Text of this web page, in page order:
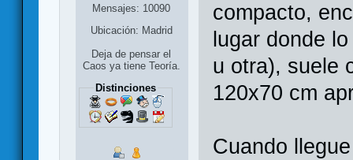
Mensajes: 10090
Ubicación: Madrid
Deja de pensar el
Caos ya tiene Teoría.
Distinciones
compacto,
lugar donde
u otra), suele
120x70 cm
Cuando